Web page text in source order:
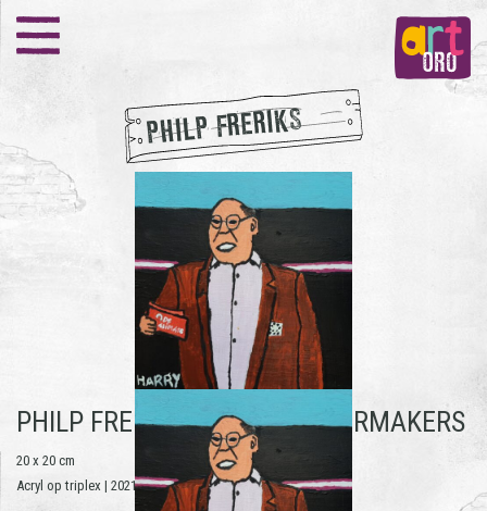
PHILP FRERIKS
PHILP FRERIKS -HARRY SPOORMAKERS
20 x 20 cm
Acryl op triplex | 2021